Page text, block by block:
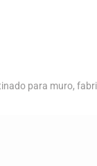
para muro,